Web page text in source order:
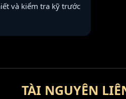
và kiểm tra kỹ trước
TÀI NGUYÊN